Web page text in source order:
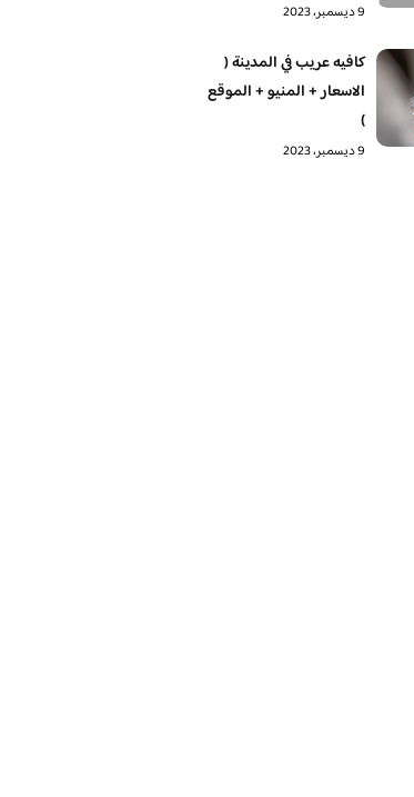
9 ديسمبر، 2023
كافيه عريب في المدينة (
الاسعار + المنيو + الموقع
)
9 ديسمبر، 2023